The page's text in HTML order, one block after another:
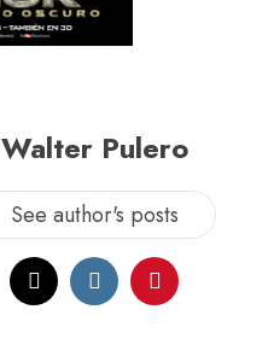
Walter Pulero
See author's posts